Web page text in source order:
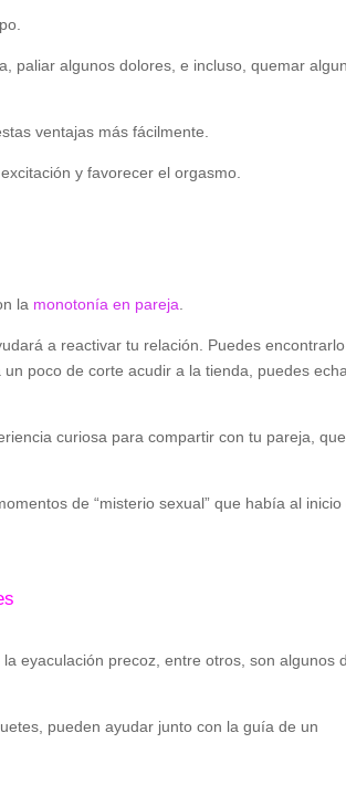
paliar algunos dolores, e incluso, quemar
ventajas más fácilmente.
y favorecer el orgasmo.
la monotonía en pareja
a reactivar tu relación. Puedes encontrarlo
poco de corte acudir a la tienda, puedes
curiosa para compartir con tu pareja,
de “misterio sexual” que había al inicio
eyaculación precoz, entre otros, son algunos
pueden ayudar junto con la guía de un